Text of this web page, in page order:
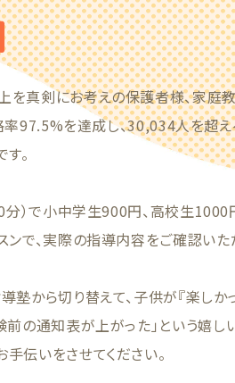
真剣にお考えの保護者様、家庭
97.5%を達成し、30,034人を超え
。
分）で小中学生900円、高校生
で、実際の指導内容をご確認いた
から切り替えて、子供が『楽しか
前の通知表が上がった」という嬉
伝いをさせてください。